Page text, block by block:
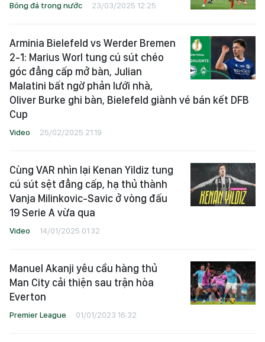
Bóng đá trong nước 23/03/2025 12:25
Arminia Bielefeld vs Werder Bremen
2-1: Marius Worl tung cú sút chéo
góc đẳng cấp mở bàn, Julian
Malatini bất ngờ phản lưới nhà,
Oliver Burke ghi bàn, Bielefeld giành vé bán kết DFB
Cup
Video 25/02/2025 21:19
Cùng VAR nhìn lại Kenan Yildiz tung
cú sút sệt đẳng cấp, hạ thủ thành
Vanja Milinkovic-Savic ở vòng đấu
19 Serie A vừa qua
Video 14/01/2025 01:32
Manuel Akanji yêu cầu hàng thủ
Man City cải thiện sau trận hòa
Everton
Premier League 01/01/2023 16:32